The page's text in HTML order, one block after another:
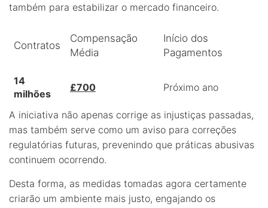
também para estabilizar o mercado financeiro.
Contratos
Compensação
Média
Início dos
Pagamentos
14
milhões
£700 Próximo ano
A iniciativa não apenas corrige as injustiças passadas,
mas também serve como um aviso para correções
regulatórias futuras, prevenindo que práticas abusivas
continuem ocorrendo.
Desta forma, as medidas tomadas agora certamente
criarão um ambiente mais justo, engajando os